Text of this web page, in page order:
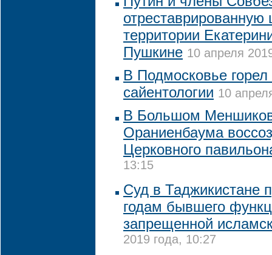
отреставрированную
территории
Пушкине 10 апреля
В Подмосковье
сайентологии 10
В Большом
Ораниенбаума
Церковного
13:15
Суд в Таджикистане
годам бывшего
запрещенной
2019 года, 10:27